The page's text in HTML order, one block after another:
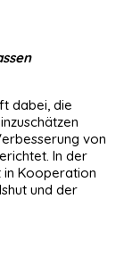
dabei, die
von
In der
in Kooperation
und der